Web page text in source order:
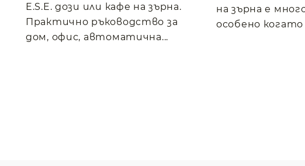
E.S.E. дози или кафе на зърна.
Практично ръководство за
дом, офис, автоматична...
на зърна е
особено когато